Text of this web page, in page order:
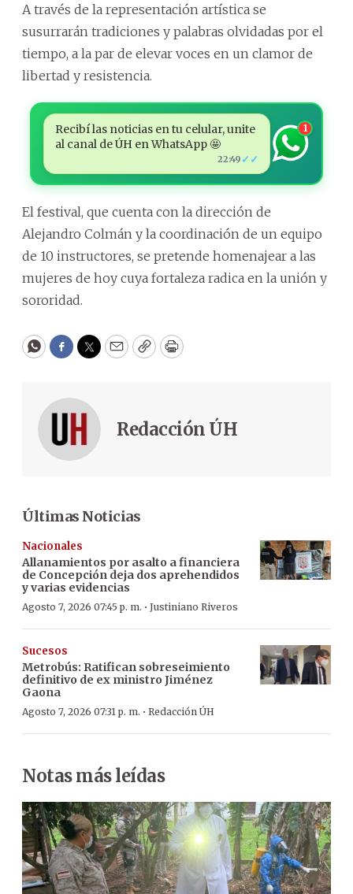
A través de la representación artística se
susurrarán tradiciones y palabras olvidadas por el
tiempo, a la par de elevar voces en un clamor de
libertad y resistencia.
Recibí las noticias en tu celular, unite
al canal de ÚH en WhatsApp 🤩
22:49 ✓✓
1
El festival, que cuenta con la dirección de
Alejandro Colmán y la coordinación de un equipo
de 10 instructores, se pretende homenajear a las
mujeres de hoy cuya fortaleza radica en la unión y
sororidad.
WhatsApp
Facebook
Twitter
EmailCopyPrint
Redacción ÚH
Últimas Noticias
Nacionales
Allanamientos por asalto a financiera
de Concepción deja dos aprehendidos
y varias evidencias
Agosto 7, 2026 07:45 p. m. · Justiniano Riveros
Sucesos
Metrobús: Ratifican sobreseimiento
definitivo de ex ministro Jiménez
Gaona
Agosto 7, 2026 07:31 p. m. · Redacción ÚH
Notas más leídas